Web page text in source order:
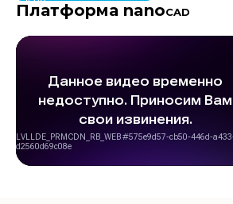
Платформа nanoCAD